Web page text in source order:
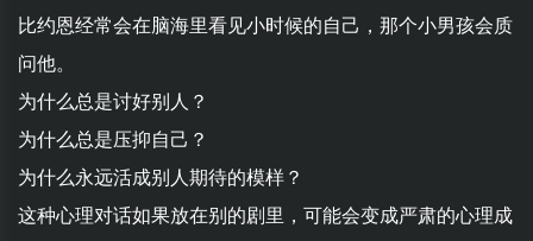
比约恩经常会在脑海里看见小时候的自己，那个小男孩会质
问他。
为什么总是讨好别人？
为什么总是压抑自己？
为什么永远活成别人期待的模样？
这种心理对话如果放在别的剧里，可能会变成严肃的心理成